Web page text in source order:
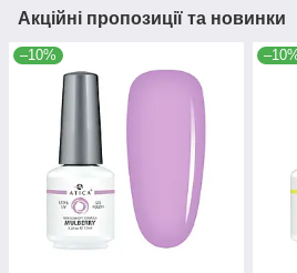
Акційні пропозиції та новинки
–10%